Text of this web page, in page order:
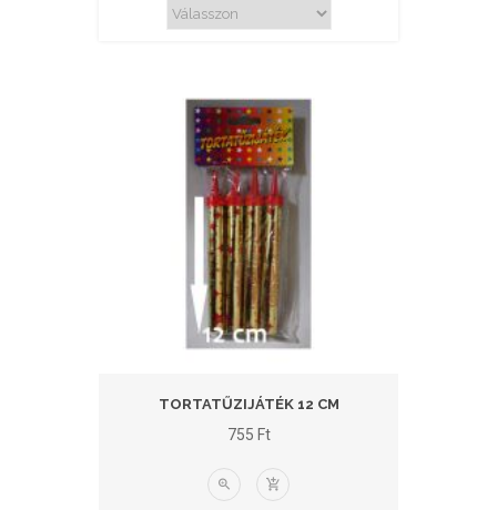
TORTATŰZIJÁTÉK 12 CM
755 Ft